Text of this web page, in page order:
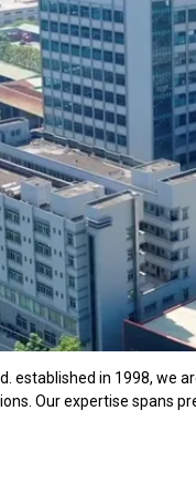
established in 1998, we
Our expertise spans